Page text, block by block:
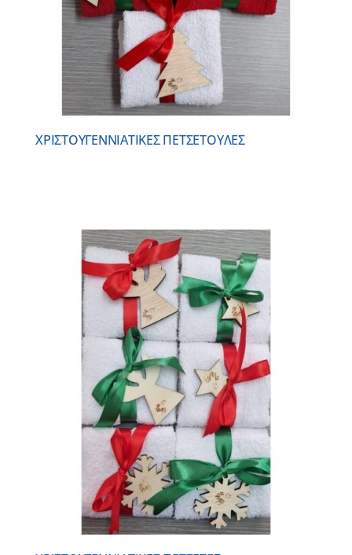
ΧΡΙΣΤΟΥΓΕΝΝΙAΤΙΚΕΣ ΠΕΤΣΕΤΟYΛΕΣ